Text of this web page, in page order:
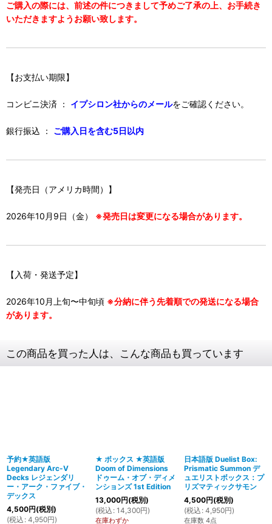
ご購入の際には、前述の件につきまして予めご了承の上、お手続き
いただきますようお願い致します。
【お支払い期限】
コンビニ決済 ： イプシロン社からのメールをご確認ください。
銀行振込 ： ご購入日を含む5日以内
【発売日（アメリカ時間）】
2026年10月9日（金） ※発売日は変更になる場合があります。
【入荷・発送予定】
2026年10月上旬〜中旬頃 ※分納に伴う先着順での発送になる場合
があります。
この商品を買った人は、こんな商品も買っています
予約★英語版
Legendary Arc-V
Decks レジェンダリ
ー・アーク・ファイブ・
デックス
4,500円(税別)
(税込 : 4,950円)
★ ボックス ★英語版
Doom of Dimensions
ドゥーム・オブ・ディメ
ンションズ 1st Edition
13,000円(税別)
(税込 : 14,300円)
在庫わずか
日本語版 Duelist Box:
Prismatic Summon デ
ュエリストボックス：プ
リズマティックサモン
4,500円(税別)
(税込 : 4,950円)
在庫数 4点